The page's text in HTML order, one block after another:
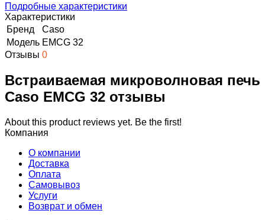
Подробные характеристики
Характеристики
Бренд
Caso
Модель EMCG 32
Отзывы 0
Встраиваемая микроволновая печь
Caso EMCG 32 отзывы
About this product reviews yet. Be the first!
Компания
О компании
Доставка
Оплата
Самовывоз
Услуги
Возврат и обмен